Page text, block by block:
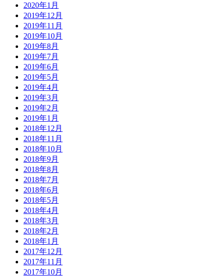
2020年1月
2019年12月
2019年11月
2019年10月
2019年8月
2019年7月
2019年6月
2019年5月
2019年4月
2019年3月
2019年2月
2019年1月
2018年12月
2018年11月
2018年10月
2018年9月
2018年8月
2018年7月
2018年6月
2018年5月
2018年4月
2018年3月
2018年2月
2018年1月
2017年12月
2017年11月
2017年10月